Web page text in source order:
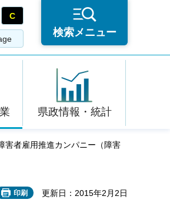
C
検索メニュー
県政情報・統計
害者雇用推進カンパニー（障害
印刷 更新日：2015年2月2日